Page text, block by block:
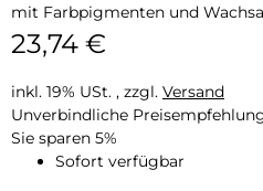
mit Farbpigmenten und
23,74 €
inkl. 19% USt. , zzgl. Versand
Unverbindliche
Sie sparen 5%
Sofort verfügbar